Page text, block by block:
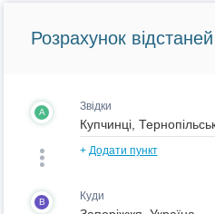
Розрахунок
A Звідки
+ Додати пункт
B Куди